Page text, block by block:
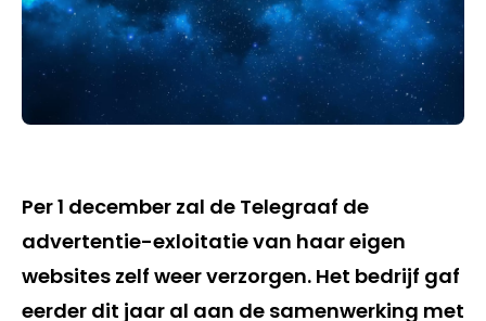
Per 1 december zal de Telegraaf de
advertentie-exloitatie van haar eigen
websites zelf weer verzorgen. Het bedrijf gaf
eerder dit jaar al aan de samenwerking met